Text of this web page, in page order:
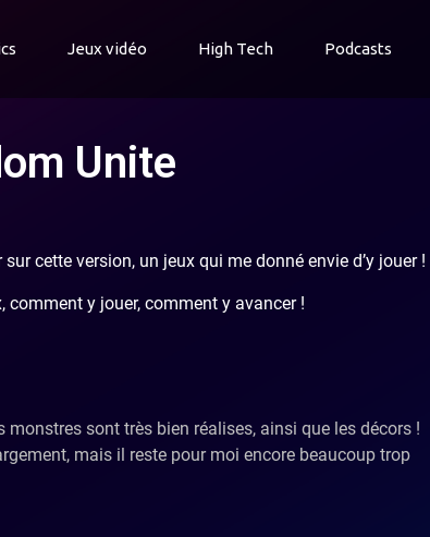
Jeux vidéo High Tech Podcasts
Unite
cette version, un jeux qui me donné envie d’y jouer !
comment y jouer, comment y avancer !
sont très bien réalises, ainsi que les décors !
mais il reste pour moi encore beaucoup trop